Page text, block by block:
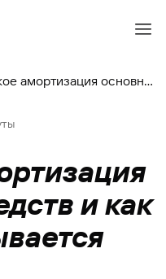
Что такое амортизация основных средств и как она рассчитывается
и как